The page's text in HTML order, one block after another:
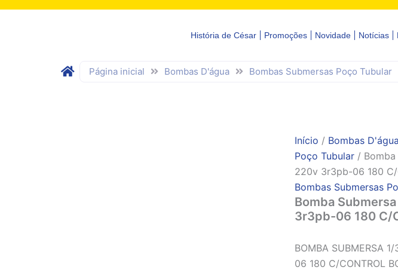
História de César Promoções Novidade Notícias
Página inicial Bombas D'água Bombas Submersas Poço Tubular
Início / Bombas D'água
Poço Tubular/ Bomba
220v 3r3pb-06 180
Bombas Submersas
Bomba
3r3pb-06 180 C/
BOMBA SUBMERSA
06 180 C/CONTROL